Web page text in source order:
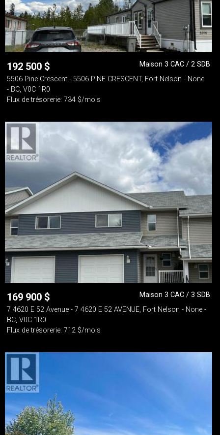
192 500 $
Maison 3 CAC / 2 SDB
5506 Pine Crescent - 5506 PINE CRESCENT, Fort Nelson - None
- BC, V0C 1R0
Flux de trésorerie: 734 $/mois
169 900 $
Maison 3 CAC / 3 SDB
7 4620 E 52 Avenue - 7 4620 E 52 AVENUE, Fort Nelson - None -
BC, V0C 1R0
Flux de trésorerie: 712 $/mois